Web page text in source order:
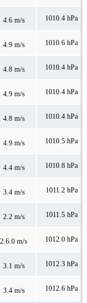
4.6 m/s 1010.4 hPa
4.9 m/s 1010.6 hPa
4.8 m/s 1010.4 hPa
4.9 m/s 1010.4 hPa
4.8 m/s 1010.4 hPa
4.9 m/s 1010.5 hPa
4.4 m/s 1010.8 hPa
3.4 m/s 1011.2 hPa
2.2 m/s 1011.5 hPa
2.6.0 m/s 1012.0 hPa
3.1 m/s 1012.3 hPa
3.4 m/s 1012.6 hPa